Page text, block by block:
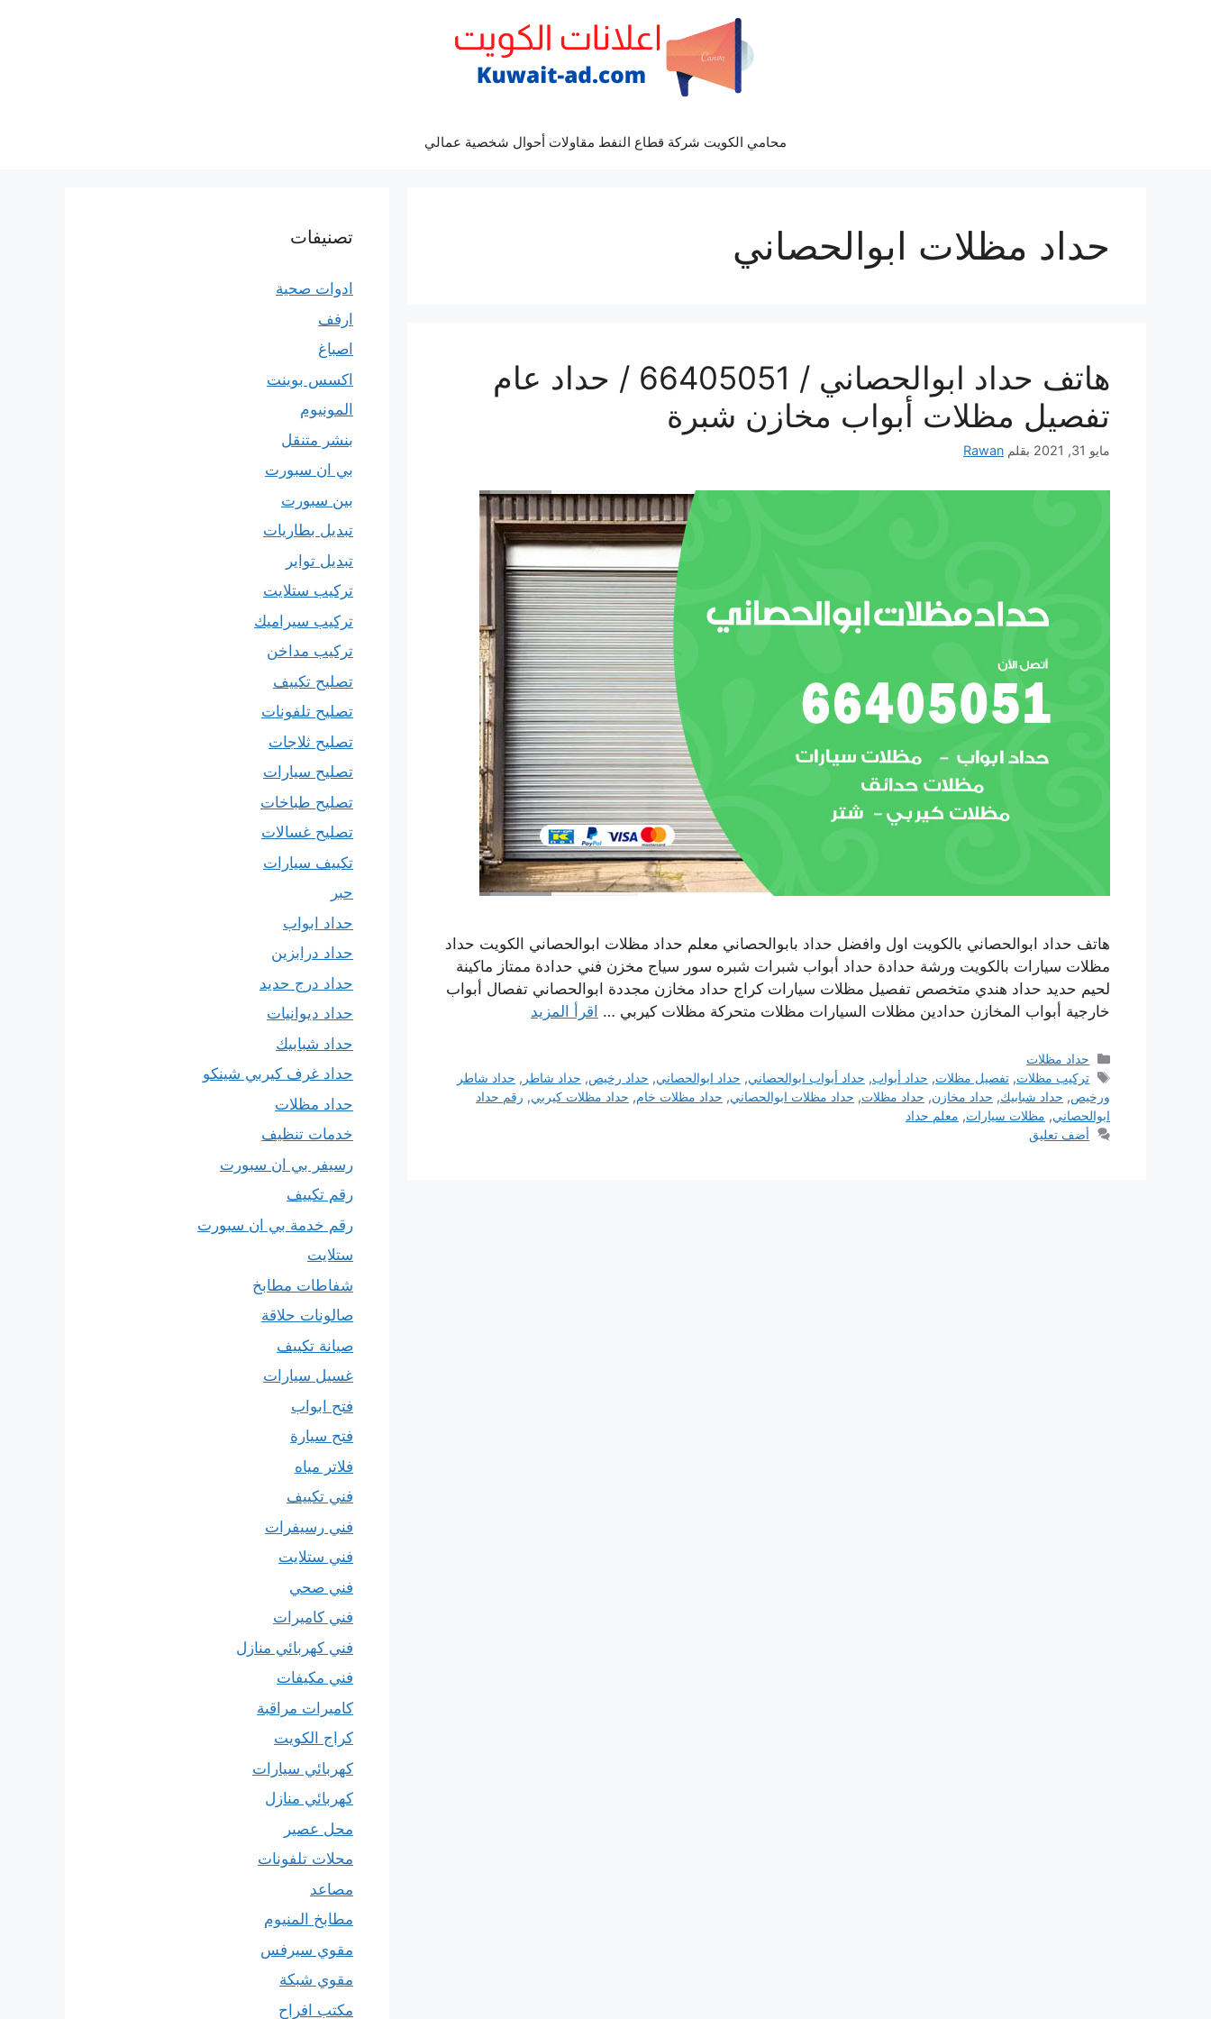
محامي الكويت شركة قطاع النفط مقاولات أحوال شخصية عمالي
حداد مظلات ابوالحصاني
هاتف حداد ابوالحصاني / 66405051 / حداد عام
تفصيل مظلات أبواب مخازن شبرة
مايو 31, 2021 بقلم Rawan
هاتف حداد ابوالحصاني بالكويت اول وافضل حداد بابوالحصاني معلم حداد مظلات ابوالحصاني الكويت حداد
مظلات سيارات بالكويت ورشة حدادة حداد أبواب شبرات شبره سور سياج مخزن فني حدادة ممتاز ماكينة
لحيم حديد حداد هندي متخصص تفصيل مظلات سيارات كراج حداد مخازن مجددة ابوالحصاني تفصال أبواب
خارجية أبواب المخازن حدادين مظلات السيارات مظلات متحركة مظلات كيربي … اقرأ المزيد
التصنيفات
حداد مظلات
الوسوم
تركيب مظلات,تفصيل مظلات, حداد أبواب, حداد أبواب ابوالحصاني, حداد ابوالحصاني, حداد رخيص, حداد شاطر , حداد شاطر
ورخيص, حداد شبابيك, حداد مخازن, حداد مظلات, حداد مظلات ابوالحصاني, حداد مظلات خام, حداد مظلات كيربي, رقم حداد
ابوالحصاني, مظلات سيارات, معلم حداد
أضف تعليق
تصنيفات
ادوات صحية
ارفف
اصباغ
اكسس بوينت
المونيوم
بنشر متنقل
بي ان سبورت
بين سبورت
تبديل بطاريات
تبديل تواير
تركيب ستلايت
تركيب سيراميك
تركيب مداخن
تصليح تكييف
تصليح تلفونات
تصليح ثلاجات
تصليح سيارات
تصليح طباخات
تصليح غسالات
تكييف سيارات
حبر
حداد ابواب
حداد درابزين
حداد درج حديد
حداد ديوانيات
حداد شبابيك
حداد غرف كيربي شينكو
حداد مظلات
خدمات تنظيف
رسيفر بي ان سبورت
رقم تكييف
رقم خدمة بي ان سبورت
ستلايت
شفاطات مطابخ
صالونات حلاقة
صيانة تكييف
غسيل سيارات
فتح ابواب
فتح سيارة
فلاتر مياه
فني تكييف
فني رسيفرات
فني ستلايت
فني صحي
فني كاميرات
فني كهربائي منازل
فني مكيفات
كاميرات مراقبة
كراج الكويت
كهربائي سيارات
كهربائي منازل
محل عصير
محلات تلفونات
مصاعد
مطابخ المنيوم
مقوي سيرفس
مقوي شبكة
مكتب افراح